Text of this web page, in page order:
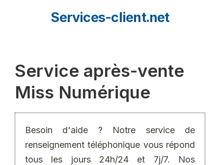
Services-client.net
Service après-vente
Miss Numérique
Besoin d'aide ? Notre service de
renseignement téléphonique vous répond
tous les jours 24h/24 et 7j/7. Nos